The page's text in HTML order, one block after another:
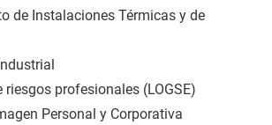
de Instalaciones Térmicas y de
riesgos profesionales (LOGSE)
Personal y Corporativa